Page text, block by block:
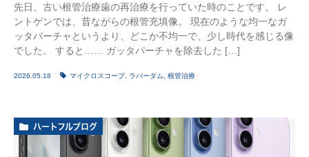
先日、古い根管治療歯の再治療を行っていた時のことです。 レ
ントゲンでは、昔ながらの根管充填像。 現在のような均一なガ
ッタパーチャというより、どこか不均一で、少し時代を感じる像
でした。 すると…… ガッタパーチャを除去した […]
2026.05.18 マイクロスコープ, ラバーダム 根管治療
ハートフルブログ